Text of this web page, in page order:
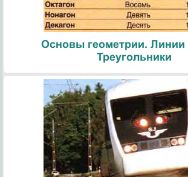
Основы геометрии. Линии
Треугольники